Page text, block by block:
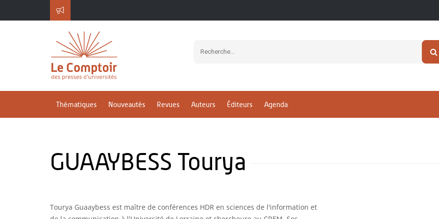
Thématiques Nouveautés Revues Auteurs Éditeurs Agenda
GUAAYBESS Tourya
Tourya Guaaybess est maître de conférences HDR en sciences de l'information et